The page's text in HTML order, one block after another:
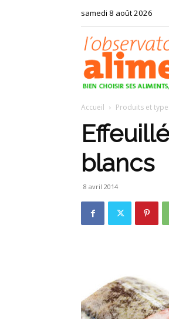
samedi 8 août 2026
Accueil Produits et
blancs
8 avril 2014